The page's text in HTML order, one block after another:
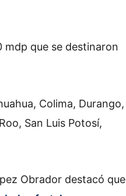
mdp que se destinaron
Colima, Durango,
San Luis Potosí,
Obrador destacó que